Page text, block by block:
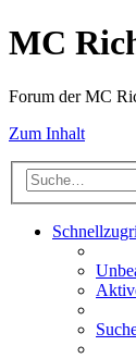
MC
Forum der MC
Zum Inhalt